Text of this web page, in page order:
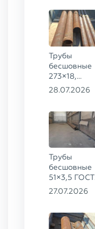
Трубы
бесшовные
273×18,
168×12 ГОСТ
28.07.2026
Трубы
бесшовные
51×3,5 ГОСТ
8732-78, ст.
27.07.2026